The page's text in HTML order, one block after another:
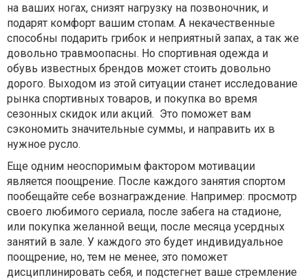
на ваших ногах, снизят нагрузку на позвоночник, и
подарят комфорт вашим стопам. А некачественные
способны подарить грибок и неприятный запах, а так же
довольно травмоопасны. Но спортивная одежда и
обувь известных брендов может стоить довольно
дорого. Выходом из этой ситуации станет исследование
рынка спортивных товаров, и покупка во время
сезонных скидок или акций. Это поможет вам
сэкономить значительные суммы, и направить их в
нужное русло.
Еще одним неоспоримым фактором мотивации
является поощрение. После каждого занятия спортом
пообещайте себе вознаграждение. Например: просмотр
своего любимого сериала, после забега на стадионе,
или покупка желанной вещи, после месяца усердных
занятий в зале. У каждого это будет индивидуальное
поощрение, но, тем не менее, это поможет
дисциплинировать себя, и подстегнет ваше стремление